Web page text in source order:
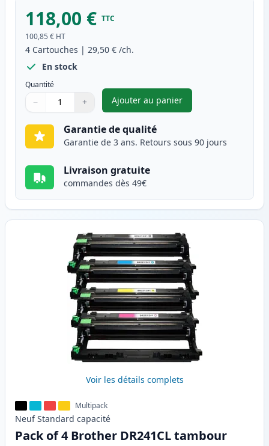
118,00 € TTC
100,85 € HT
4 Cartouches | 29,50 € /ch.
En stock
Quantité
Quantité
Utilisez les boutons pour ajuster
− +
Quantité
Ajouter au panier
,Pack de 4 Brother TN241 &
Garantie de qualité
Garantie de 3 ans. Retours sous 90 jours
Livraison gratuite
commandes dès 49€
Voir les détails complets
Multipack
Neuf Standard capacité
Pack of 4 Brother DR241CL tambour